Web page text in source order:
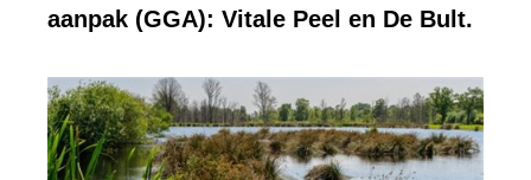
aanpak (GGA): Vitale Peel en De Bult.